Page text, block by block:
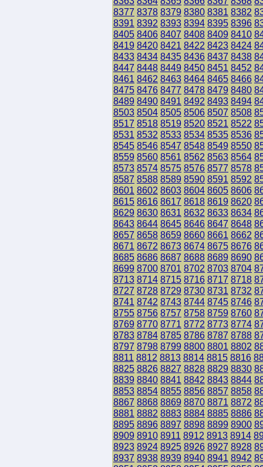
8377 8378 8379 8380 8381 8382
8391 8392 8393 8394 8395 8396
8405 8406 8407 8408 8409 8410
8419 8420 8421 8422 8423 8424
8433 8434 8435 8436 8437 8438
8447 8448 8449 8450 8451 8452
8461 8462 8463 8464 8465 8466
8475 8476 8477 8478 8479 8480
8489 8490 8491 8492 8493 8494
8503 8504 8505 8506 8507 8508
8517 8518 8519 8520 8521 8522
8531 8532 8533 8534 8535 8536
8545 8546 8547 8548 8549 8550
8559 8560 8561 8562 8563 8564
8573 8574 8575 8576 8577 8578
8587 8588 8589 8590 8591 8592
8601 8602 8603 8604 8605 8606
8615 8616 8617 8618 8619 8620
8629 8630 8631 8632 8633 8634
8643 8644 8645 8646 8647 8648
8657 8658 8659 8660 8661 8662
8671 8672 8673 8674 8675 8676
8685 8686 8687 8688 8689 8690
8699 8700 8701 8702 8703 8704
8713 8714 8715 8716 8717 8718
8727 8728 8729 8730 8731 8732
8741 8742 8743 8744 8745 8746
8755 8756 8757 8758 8759 8760
8769 8770 8771 8772 8773 8774
8783 8784 8785 8786 8787 8788
8797 8798 8799 8800 8801 8802
8811 8812 8813 8814 8815 8816
8825 8826 8827 8828 8829 8830
8839 8840 8841 8842 8843 8844
8853 8854 8855 8856 8857 8858
8867 8868 8869 8870 8871 8872
8881 8882 8883 8884 8885 8886
8895 8896 8897 8898 8899 8900
8909 8910 8911 8912 8913 8914
8923 8924 8925 8926 8927 8928
8937 8938 8939 8940 8941 8942